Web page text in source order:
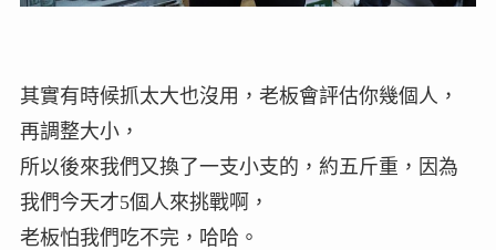
其實有時候抓太大也沒用，老板會評估你幾個人，
再調整大小，
所以後來我們又換了一支小支的，約五斤重，因為
我們今天才5個人來挑戰啊，
老板怕我們吃不完，哈哈。